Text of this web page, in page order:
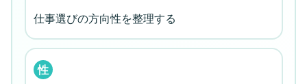
仕事選びの方向性を整理する
性